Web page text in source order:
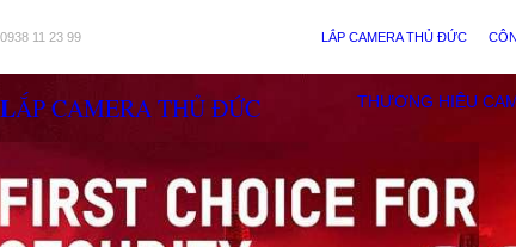
0938 11 23 99 LẮP CAMERA THỦ ĐỨC
LẮP CAMERA THỦ ĐỨC THƯƠNG HIỆU